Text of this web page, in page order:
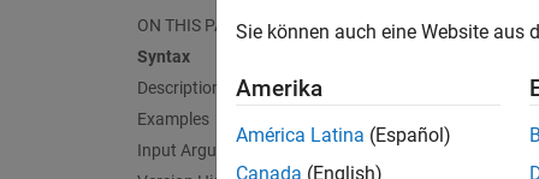
ON THIS PAGE
Syntax
Description
Examples
Input Arguments
Add-
Sie können auch eine Website aus
Amerika
América Latina (Español)
Canada (English)